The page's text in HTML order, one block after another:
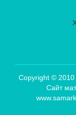
Copyright © 2010
Сайт